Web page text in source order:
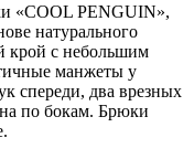
«COOL PENGUIN»,
натурального
крой с небольшим
манжеты у
спереди, два врезных
по бокам. Брюки